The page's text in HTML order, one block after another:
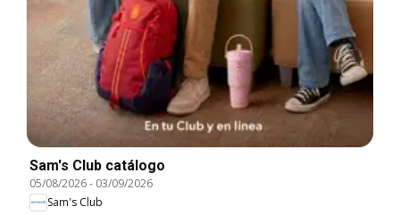
Sam's Club catálogo
05/08/2026- 03/09/2026
Sam's Club